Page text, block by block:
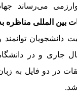
می‌­رساند جهاد
المللی مناظره به
توانمند و
جاری و در دانشگاه
در دو فایل به زبان